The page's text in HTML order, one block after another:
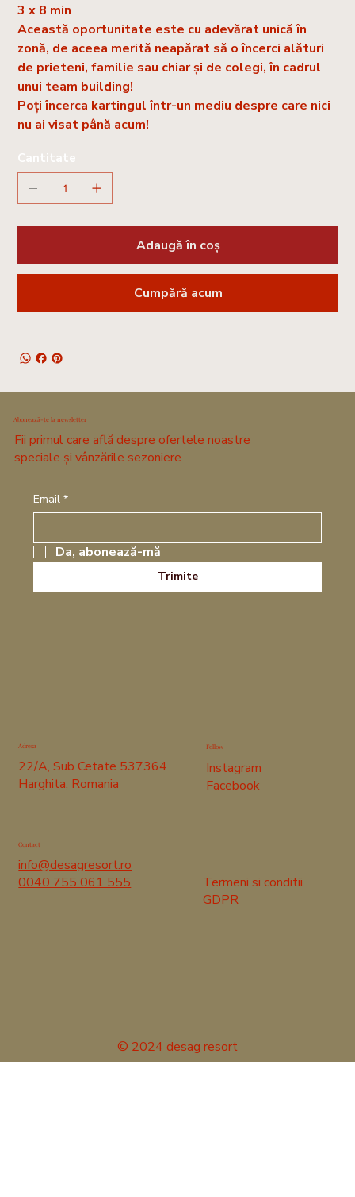
3 x 8 min
Această oportunitate este cu adevărat unică în
zonă, de aceea merită neapărat să o încerci alături
de prieteni, familie sau chiar și de colegi, în cadrul
unui team building!
Poți încerca kartingul într-un mediu despre care nici
nu ai visat până acum!
Cantitate
Adaugă în coș
Cumpără acum
Abonează-te la newsletter
Fii primul care află despre ofertele noastre
speciale și vânzările sezoniere
Email *
Da, abonează-mă
Trimite
Adresa
22/A, Sub Cetate 537364
Harghita, Romania
Contact
info@desagresort.ro
0040 755 061 555
Follow
Instagram
Facebook
Termeni si conditii
GDPR
© 2024 desag resort